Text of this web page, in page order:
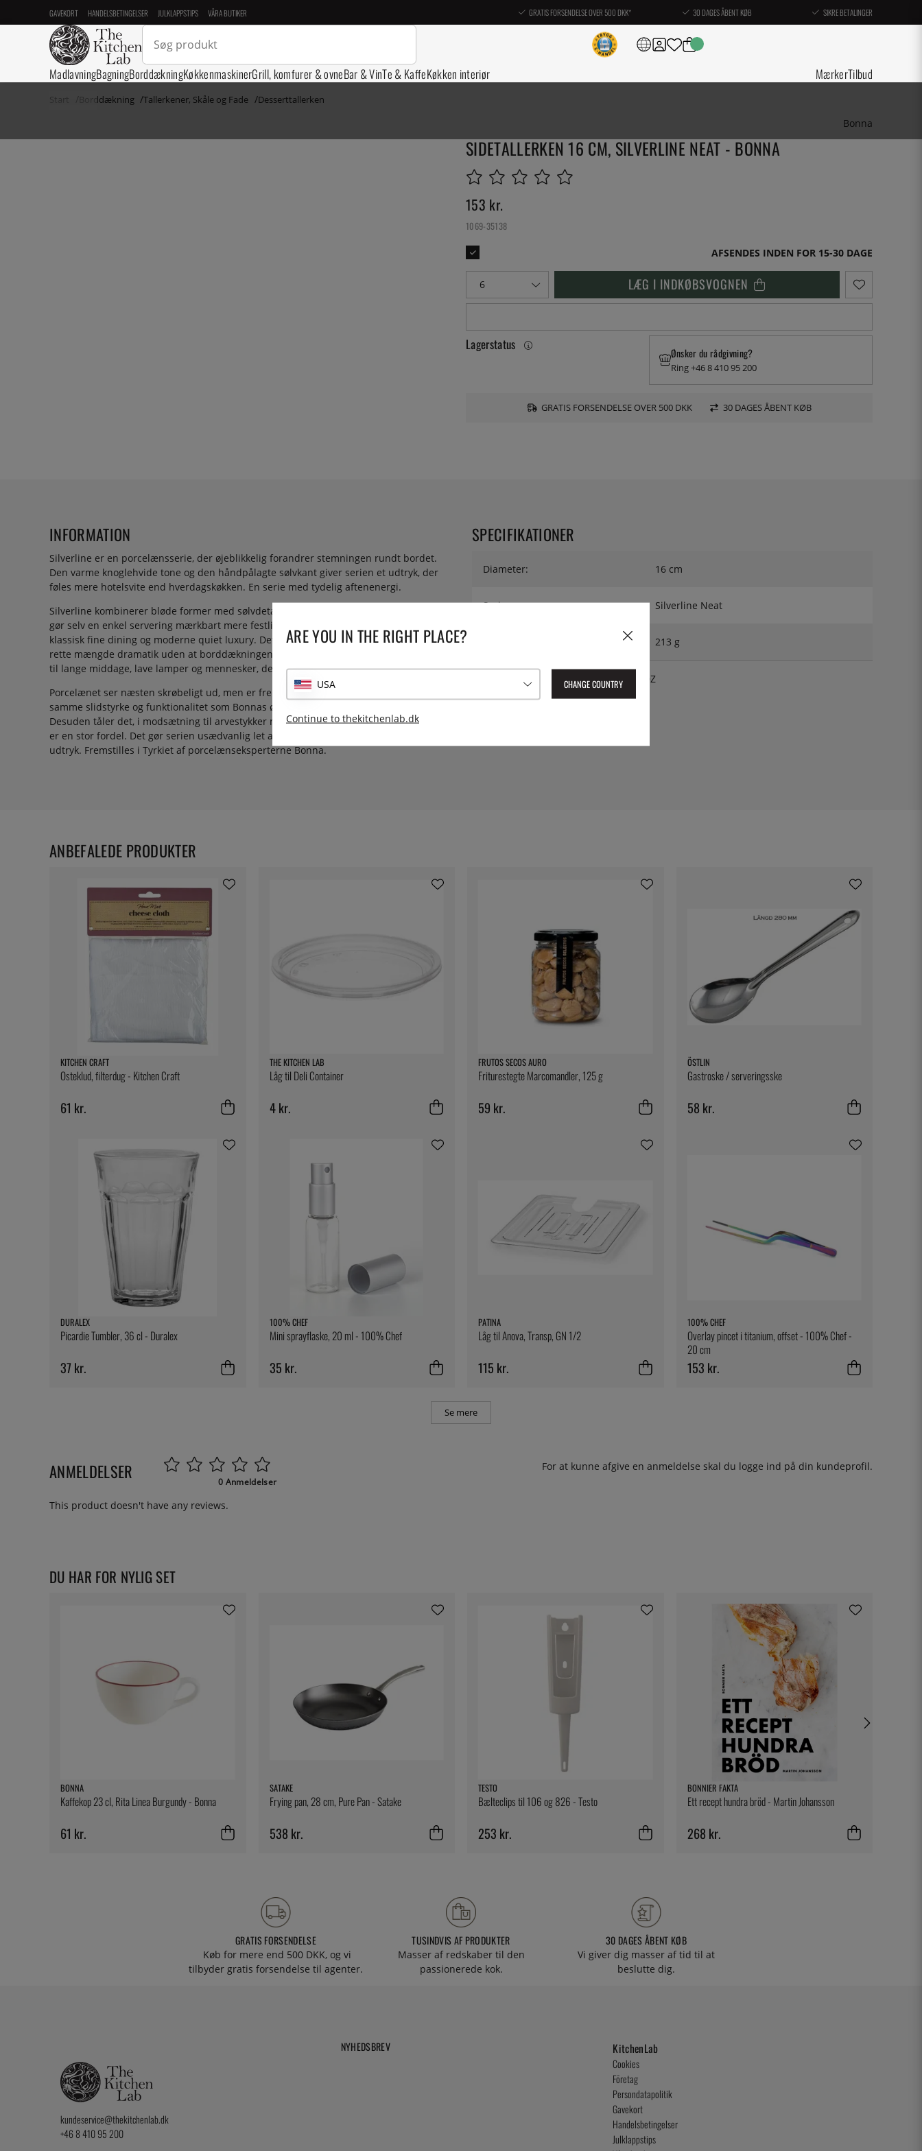
GAVEKORT HANDELSBETINGELSER JULKLAPPSTIPS VÅRA BUTIKER GRATIS FORSENDELSE OVER 500 DKK* 30 DAGES ÅBENT KØB SIKRE BETALINGER
MadlavningBagningBorddækningKøkkenmaskinerGrill, komfurer & ovneBar & VinTe & KaffeKøkken interiør MærkerTilbud
Start Borddækning Tallerkener, Skåle og Fade Desserttallerken
Bonna
SIDETALLERKEN 16 CM, SILVERLINE NEAT - BONNA
153 kr.
1069-35138
AFSENDES INDEN FOR 15-30 DAGE
LÆG I INDKØBSVOGNEN
Lagerstatus
Ønsker du rådgivning?
Ring +46 8 410 95 200
GRATIS FORSENDELSE OVER 500 DKK 30 DAGES ÅBENT KØB
INFORMATION
Silverline er en porcelænsserie, der øjeblikkelig forandrer stemningen rundt bordet.
Den varme knoglehvide tone og den håndpålagte sølvkant giver serien et udtryk, der
føles mere hotelsvite end hverdagskøkken. En serie med tydelig aftenenergi.
Silverline kombinerer bløde former med sølvdetaljer, der fanger lyset på en måde, der
gør selv en enkel servering mærkbart mere festlig. Serien bevæger sig et sted mellem
klassisk fine dining og moderne quiet luxury. Det smalle sølvbånd giver præcis den
rette mængde dramatik uden at borddækningen føles overarbejdet. Dette er porcelæn
til lange middage, lave lamper og mennesker, der bruger linnedservietter.
Porcelænet ser næsten skrøbeligt ud, men er fremstillet til professionel service med
samme slidstyrke og funktionalitet som Bonnas øvrige restaurationsporcelæn.
Desuden tåler det, i modsætning til arvestykker med sølvkant, opvaskemaskine, hvilket
er en stor fordel. Det gør serien usædvanlig let at leve med, på trods af sit elegante
udtryk. Fremstilles i Tyrkiet af porcelænseksperterne Bonna.
SPECIFIKATIONER
Diameter: 16 cm
Serie: Silverline Neat
213 g
Leverings artikelnummer:SLENEA16DZ
KITCHEN CRAFT
Osteklud, filterdug - Kitchen Craft
61 kr.
THE KITCHEN LAB
Låg til Deli Container
4 kr.
FRUTOS SECOS AURO
Friturestegte Marcomandler, 125 g
59 kr.
ÖSTLIN
Gastroske / serveringsske
58 kr.
DURALEX
Picardie Tumbler, 36 cl - Duralex
37 kr.
100% CHEF
Mini sprayflaske, 20 ml - 100% Chef
35 kr.
PATINA
Låg til Anova, Transp, GN 1/2
115 kr.
100% CHEF
Overlay pincet i titanium, offset - 100% Chef -
20 cm
153 kr.
Se mere
ANBEFALEDE PRODUKTER
ANMELDELSER 0 Anmeldelser
For at kunne afgive en anmeldelse skal du logge ind på din kundeprofil.
This product doesn't have any reviews.
DU HAR FOR NYLIG SET
BONNA
Kaffekop 23 cl, Rita Linea Burgundy - Bonna
61 kr.
SATAKE
Frying pan, 28 cm, Pure Pan - Satake
538 kr.
TESTO
Bælteclips til 106 og 826 - Testo
253 kr.
BONNIER FAKTA
Ett recept hundra bröd - Martin Johansson
268 kr.
GRATIS FORSENDELSE
Køb for mere end 500 DKK, og vi
tilbyder gratis forsendelse til agenter.
TUSINDVIS AF PRODUKTER
Masser af redskaber til den
passionerede kok.
30 DAGES ÅBENT KØB
Vi giver dig masser af tid til at
beslutte dig.
kundeservice@thekitchenlab.dk
+46 8 410 95 200
NYHEDSBREV KitchenLab
Cookies
Företag
Persondatapolitik
Gavekort
Handelsbetingelser
Julklappstips
ARE YOU IN THE RIGHT PLACE?
USA CHANGE COUNTRY
Continue to thekitchenlab.dk